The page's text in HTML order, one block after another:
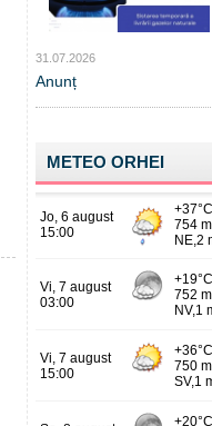
31.07.2026
Anunț
METEO ORHEI